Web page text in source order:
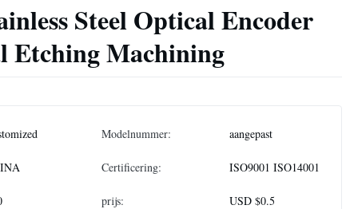
Steel Optical Encoder
Etching Machining
Modelnummer: aangepast
Certificering: ISO9001 ISO14001
prijs: USD $0.5